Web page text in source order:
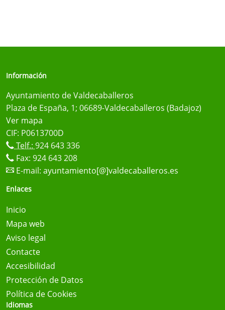
Información
Ayuntamiento de Valdecaballeros
Plaza de España, 1; 06689-Valdecaballeros (Badajoz)
Ver mapa
CIF: P0613700D
Telf.: 924 643 336
Fax: 924 643 208
E-mail: ayuntamiento[@]valdecaballeros.es
Enlaces
Inicio
Mapa web
Aviso legal
Contacte
Accesibilidad
Protección de Datos
Política de Cookies
Idiomas